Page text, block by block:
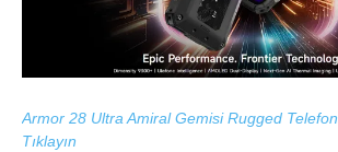
Armor 28 Ultra Amiral Gemisi Rugged
Tıklayın